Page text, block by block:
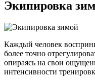
Экипировка
Каждый человек
более точно
опираясь на свои
интенсивности